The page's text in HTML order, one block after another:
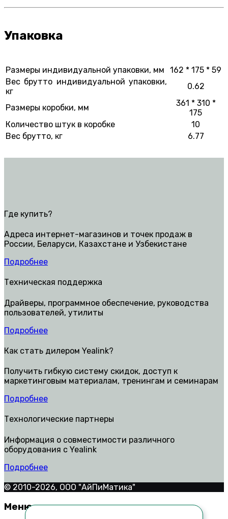
Упаковка
Размеры индивидуальной упаковки, мм
162 * 175 * 59
Вес брутто индивидуальной упаковки,
кг
0.62
Размеры коробки, мм
361 * 310 *
175
Количество штук в коробке
10
Вес брутто, кг
6.77
Где купить?
Адреса интернет-магазинов и точек продаж в
России, Беларуси, Казахстане и Узбекистане
Подробнее
Техническая поддержка
Драйверы, программное обеспечение, руководства
пользователей, утилиты
Подробнее
Как стать дилером Yealink?
Получить гибкую систему скидок, доступ к
маркетинговым материалам, тренингам и семинарам
Подробнее
Технологические партнеры
Информация о совместимости различного
оборудования с Yealink
Подробнее
© 2010-2026, ООО "АйПиМатика"
Меню